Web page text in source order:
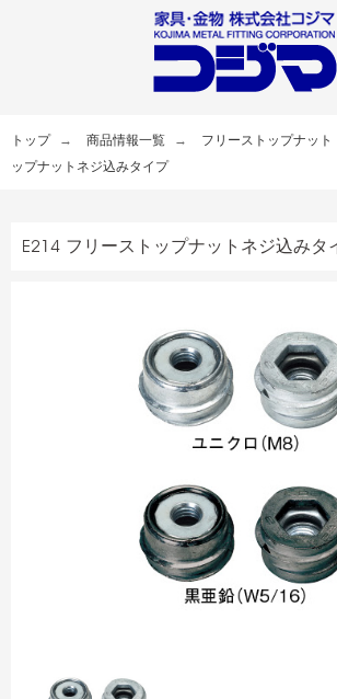
トップ 商品情報一覧 フリーストップナット
ップナットネジ込みタイプ
E214 フリーストップナットネジ込みタ